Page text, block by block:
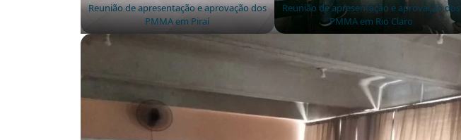
Reunião de apresentação e aprovação dos
PMMA em Piraí
Reunião de apresentação e aprovação dos
PMMA em Rio Claro